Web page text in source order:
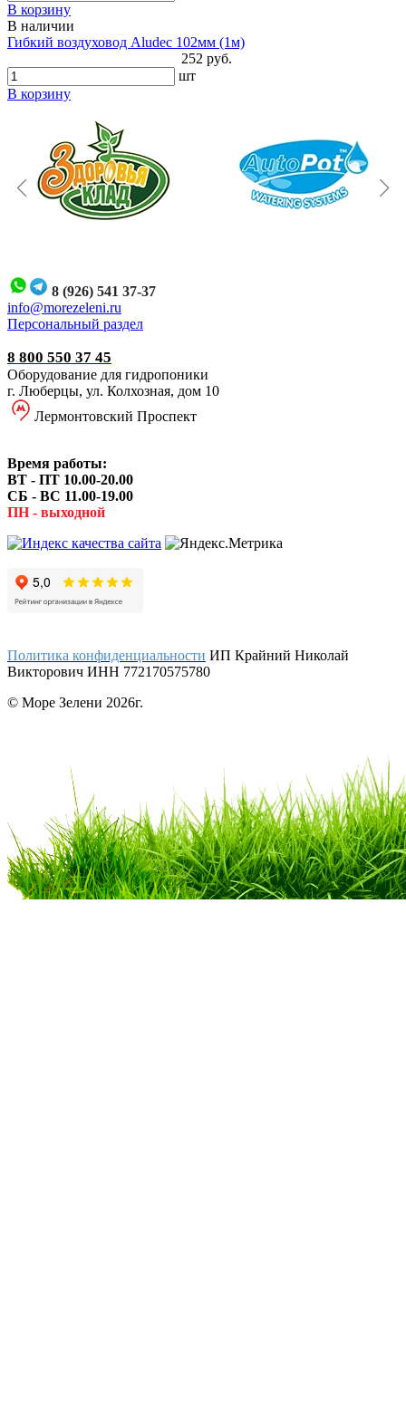
В корзину
В наличии
Гибкий воздуховод Aludec 102мм (1м)
252 руб.
шт
В корзину
8 (926) 541 37-37
info@morezeleni.ru
Персональный раздел
8 800 550 37 45
Оборудование для гидропоники
г. Люберцы, ул. Колхозная, дом 10
Лермонтовский Проспект
Время работы:
ВТ - ПТ 10.00-20.00
СБ - ВС 11.00-19.00
ПН - выходной
Политика конфиденциальности ИП Крайний Николай
Викторович ИНН 772170575780
© Море Зелени 2026г.